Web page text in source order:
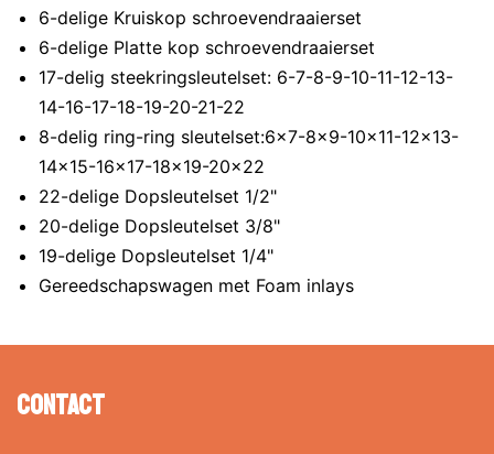
6-delige Kruiskop schroevendraaierset
6-delige Platte kop schroevendraaierset
17-delig steekringsleutelset: 6-7-8-9-10-11-12-13-
14-16-17-18-19-20-21-22
8-delig ring-ring sleutelset:6x7-8x9-10x11-12x13-
14x15-16x17-18x19-20x22
22-delige Dopsleutelset 1/2"
20-delige Dopsleutelset 3/8"
19-delige Dopsleutelset 1/4"
Gereedschapswagen met Foam inlays
Contact